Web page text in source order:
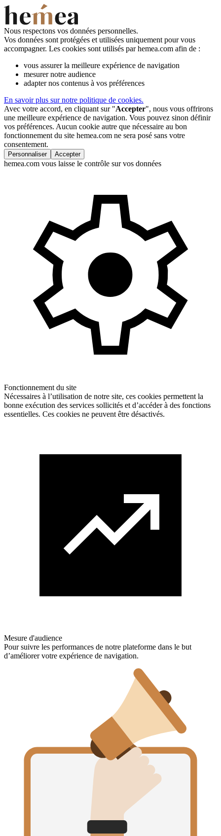
Nous respectons vos données personnelles.
Vos données sont protégées et utilisées uniquement pour vous
accompagner. Les cookies sont utilisés par hemea.com afin de :
vous assurer la meilleure expérience de navigation
mesurer notre audience
adapter nos contenus à vos préférences
En savoir plus sur notre politique de cookies.
Avec votre accord, en cliquant sur "Accepter", nous vous offrirons
une meilleure expérience de navigation. Vous pouvez sinon définir
vos préférences. Aucun cookie autre que nécessaire au bon
fonctionnement du site hemea.com ne sera posé sans votre
consentement.
Personnaliser Accepter
hemea.com vous laisse le contrôle sur vos données
Fonctionnement du site
Nécessaires à l’utilisation de notre site, ces cookies permettent la
bonne exécution des services sollicités et d’accéder à des fonctions
essentielles. Ces cookies ne peuvent être désactivés.
Mesure d'audience
Pour suivre les performances de notre plateforme dans le but
d’améliorer votre expérience de navigation.